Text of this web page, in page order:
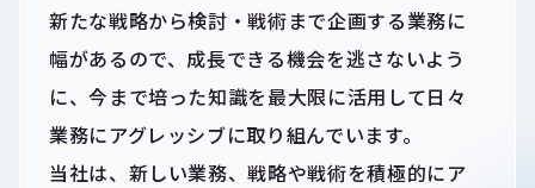
新たな戦略から検討・戦術まで企画する業務に
幅があるので、成長できる機会を逃さないよう
に、今まで培った知識を最大限に活用して日々
業務にアグレッシブに取り組んでいます。
当社は、新しい業務、戦略や戦術を積極的にア